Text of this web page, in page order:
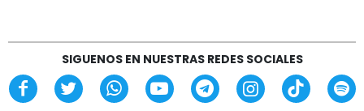
Posible naufragio en Alvarado será revisado por
expertos del INAH
SIGUENOS EN NUESTRAS REDES SOCIALES